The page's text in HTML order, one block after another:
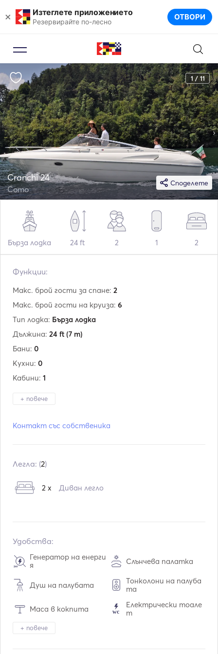
× Изтеглете приложението
Резервирайте по-лесно ОТВОРИ
1 / 11
Споделете
Cranchi 24
Como
Бърза лодка 24 ft 2 1 2
Функции:
Макс. брой гости за спане: 2
Макс. брой гости на круиза: 6
Тип лодка: Бърза лодка
Дължина: 24 ft (7 m)
Бани: 0
Кухни: 0
Кабини: 1
+ повече
Двигатели:
Консумация:30 L /час
Контакт със собственика
Легла: (2)
2 x Диван легло
Удобства:
Генератор на енерги
я
Слънчева палатка
Душ на палубата
Тонколони на палуба
та
Маса в кокпита
Електрически тоале
т
Хладилник
+ повече